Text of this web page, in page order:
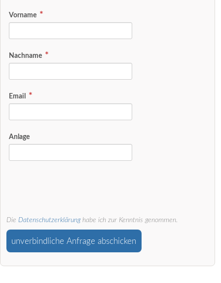
Vorname
Nachname
Email
Anlage
Die Datenschutzerklärunghabe ich zur Kenntnis genommen.
unverbindliche Anfrage abschicken